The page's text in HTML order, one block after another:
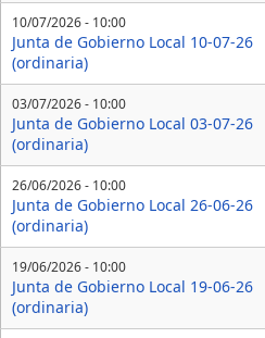
10/07/2026 - 10:00
Junta de Gobierno Local 10-07-26
(ordinaria)
03/07/2026 - 10:00
Junta de Gobierno Local 03-07-26
(ordinaria)
26/06/2026 - 10:00
Junta de Gobierno Local 26-06-26
(ordinaria)
19/06/2026 - 10:00
Junta de Gobierno Local 19-06-26
(ordinaria)